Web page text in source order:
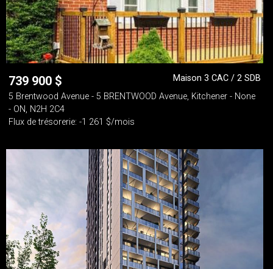
739 900 $
Maison 3 CAC / 2 SDB
5 Brentwood Avenue - 5 BRENTWOOD Avenue, Kitchener - None
- ON, N2H 2C4
Flux de trésorerie: -1 261 $/mois